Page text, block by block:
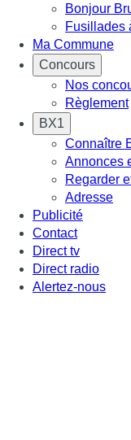
Bonjour
Fusillades
Ma Commune
Concours
Nos
Règlement
BX1
Connaître
Annonces
Regarder
Adresse
Publicité
Contact
Direct tv
Direct radio
Alertez-nous